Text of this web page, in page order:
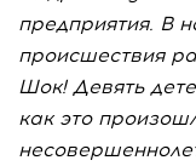
предприятия. В
происшествия
Шок! Девять
как это